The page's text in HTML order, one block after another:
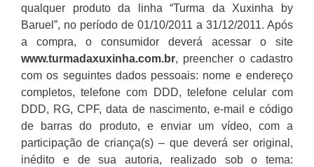
qualquer produto da linha “Turma da Xuxinha by
Baruel”, no período de 01/10/2011 a 31/12/2011. Após
a compra, o consumidor deverá acessar o site
www.turmadaxuxinha.com.br, preencher o cadastro
com os seguintes dados pessoais: nome e endereço
completos, telefone com DDD, telefone celular com
DDD, RG, CPF, data de nascimento, e-mail e código
de barras do produto, e enviar um vídeo, com a
participação de criança(s) – que deverá ser original,
inédito e de sua autoria, realizado sob o tema: